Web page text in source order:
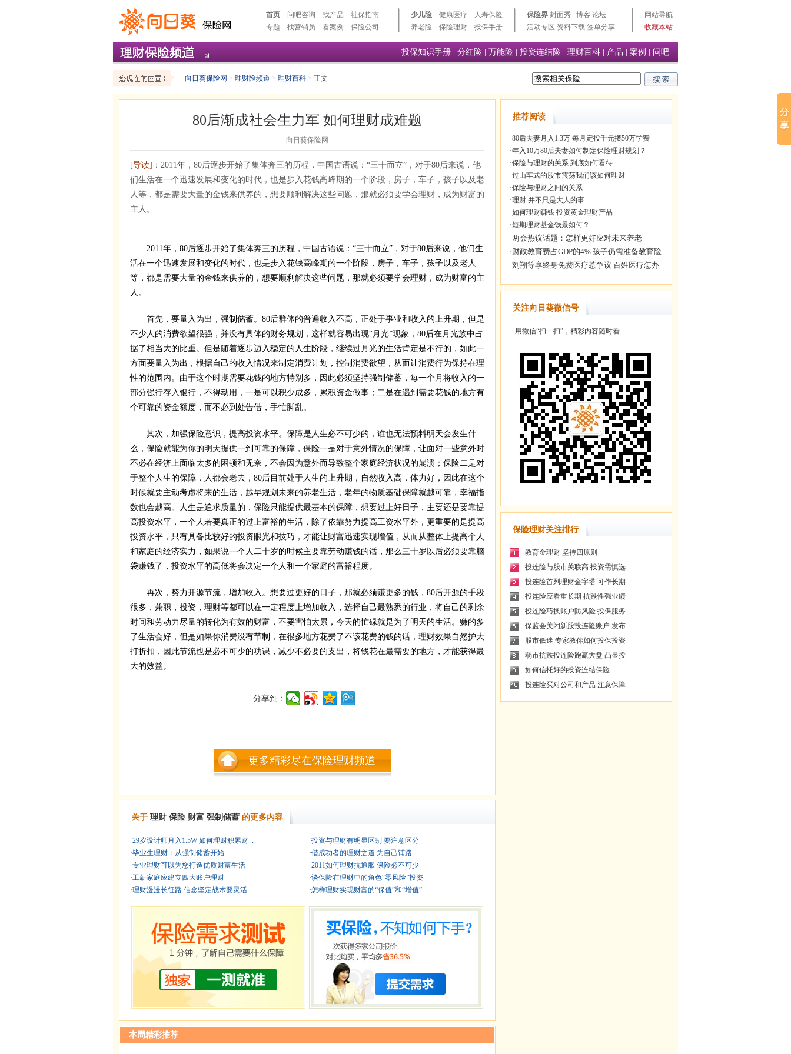
首页 问吧咨询 找产品
社保指南
专题
找营销员 看案例 保险公司
少儿险 健康医疗
人寿保险
养老险
保险理财 投保手册
保险界 封面秀 博客 论坛
活动专区 资料下载 签单分享
网站导航
收藏本站
投保知识手册 分红险 万能险 投资连结险 理财百科 产品 案例 问吧
向日葵保险网 > 理财险频道 > 理财百科 > 正文
80后渐成社会生力军 如何理财成难题
向日葵保险网
[导读] ：2011年，80后逐步开始了集体奔三的历程，中国古语说：“三十而立”，对于80后来说，他
们生活在一个迅速发展和变化的时代，也是步入花钱高峰期的一个阶段，房子，车子，孩子以及老
人等，都是需要大量的金钱来供养的，想要顺利解决这些问题，那就必须要学会理财，成为财富的
主人。
2011年，80后逐步开始了集体奔三的历程，中国古语说：“三十而立”，对于80后来说，他们生
活在一个迅速发展和变化的时代，也是步入花钱高峰期的一个阶段，房子，车子，孩子以及老人
等，都是需要大量的金钱来供养的，想要顺利解决这些问题，那就必须要学会理财，成为财富的主
人。
首先，要量入为出，强制储蓄。80后群体的普遍收入不高，正处于事业和收入的上升期，但是
不少人的消费欲望很强，并没有具体的财务规划，这样就容易出现“月光”现象，80后在月光族中占
据了相当大的比重。但是随着逐步迈入稳定的人生阶段，继续过月光的生活肯定是不行的，如此一
方面要量入为出，根据自己的收入情况来制定消费计划，控制消费欲望，从而让消费行为保持在理
性的范围内。由于这个时期需要花钱的地方特别多，因此必须坚持强制储蓄，每一个月将收入的一
部分强行存入银行，不得动用，一是可以积少成多，累积资金做事；二是在遇到需要花钱的地方有
个可靠的资金额度，而不必到处告借，手忙脚乱。
其次，加强保险意识，提高投资水平。保障是人生必不可少的，谁也无法预料明天会发生什
么，保险就能为你的明天提供一到可靠的保障，保险一是对于意外情况的保障，让面对一些意外时
不必在经济上面临太多的困顿和无奈，不会因为意外而导致整个家庭经济状况的崩溃；保险二是对
于整个人生的保障，人都会老去，80后目前处于人生的上升期，自然收入高，体力好，因此在这个
时候就要主动考虑将来的生活，越早规划未来的养老生活，老年的物质基础保障就越可靠，幸福指
数也会越高。人生是追求质量的，保险只能提供最基本的保障，想要过上好日子，主要还是要靠提
高投资水平，一个人若要真正的过上富裕的生活，除了依靠努力提高工资水平外，更重要的是提高
投资水平，只有具备比较好的投资眼光和技巧，才能让财富迅速实现增值，从而从整体上提高个人
和家庭的经济实力，如果说一个人二十岁的时候主要靠劳动赚钱的话，那么三十岁以后必须要靠脑
袋赚钱了，投资水平的高低将会决定一个人和一个家庭的富裕程度。
再次，努力开源节流，增加收入。想要过更好的日子，那就必须赚更多的钱，80后开源的手段
很多，兼职，投资，理财等都可以在一定程度上增加收入，选择自己最熟悉的行业，将自己的剩余
时间和劳动力尽量的转化为有效的财富，不要害怕太累，今天的忙碌就是为了明天的生活。赚的多
了生活会好，但是如果你消费没有节制，在很多地方花费了不该花费的钱的话，理财效果自然护大
打折扣，因此节流也是必不可少的功课，减少不必要的支出，将钱花在最需要的地方，才能获得最
大的效益。
分享到：
更多精彩尽在保险理财频道
关于 理财 保险 财富 强制储蓄 的更多内容
·29岁设计师月入1.5W 如何理财积累财 ..
·毕业生理财：从强制储蓄开始
·专业理财可以为您打造优质财富生活
·工薪家庭应建立四大账户理财
·理财漫漫长征路 信念坚定战术要灵活
·投资与理财有明显区别 要注意区分
·借成功者的理财之道 为自己铺路
·2011如何理财抗通胀 保险必不可少
·谈保险在理财中的角色“零风险”投资
·怎样理财实现财富的“保值”和“增值”
本周精彩推荐
推荐阅读
·80后夫妻月入1.3万 每月定投千元攒50万学费
·年入10万80后夫妻如何制定保险理财规划？
·保险与理财的关系 到底如何看待
·过山车式的股市震荡我们该如何理财
·保险与理财之间的关系
·理财 并不只是大人的事
·如何理财赚钱 投资黄金理财产品
·短期理财基金钱景如何？
关注向日葵微信号
用微信“扫一扫”，精彩内容随时看
保险理财关注排行
教育金理财 坚持四原则
投连险与股市关联高 投资需慎选
投连险首列理财金字塔 可作长期
投连险应看重长期 抗跌性强业绩
投连险巧换账户防风险 投保服务
保监会关闭新股投连险账户 发布
股市低迷 专家教你如何投保投资
弱市抗跌投连险跑赢大盘 凸显投
如何信托好的投资连结保险
投连险买对公司和产品 注意保障